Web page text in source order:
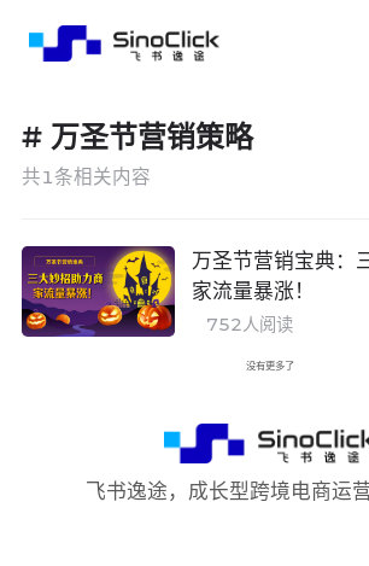
# 万圣节营销策略
共1条相关内容
万圣节营销宝典：
家流量暴涨！
752人阅读
没有更多了
飞书逸途，成长型跨境电商运